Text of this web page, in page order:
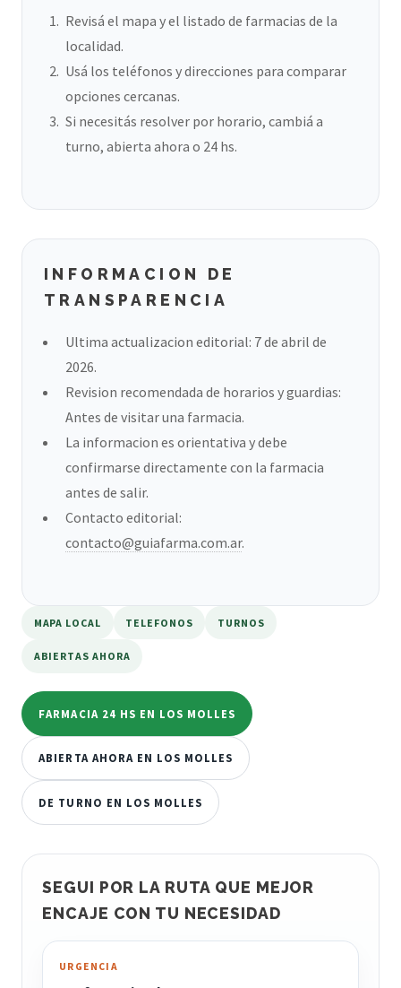
Revisá el mapa y el listado de farmacias de la
localidad.
Usá los teléfonos y direcciones para comparar
opciones cercanas.
Si necesitás resolver por horario, cambiá a
turno, abierta ahora o 24 hs.
INFORMACION DE
TRANSPARENCIA
Ultima actualizacion editorial: 7 de abril de
2026.
Revision recomendada de horarios y guardias:
Antes de visitar una farmacia.
La informacion es orientativa y debe
confirmarse directamente con la farmacia
antes de salir.
Contacto editorial:
contacto@guiafarma.com.ar.
MAPA LOCAL TELEFONOS TURNOS
ABIERTAS AHORA
FARMACIA 24 HS EN LOS MOLLES
ABIERTA AHORA EN LOS MOLLES
DE TURNO EN LOS MOLLES
SEGUI POR LA RUTA QUE MEJOR
ENCAJE CON TU NECESIDAD
URGENCIA